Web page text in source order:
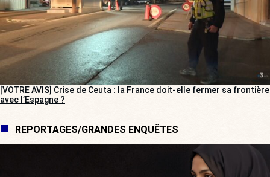
[VOTRE AVIS] Crise de Ceuta : la France doit-elle fermer sa frontière
avec l’Espagne ?
REPORTAGES/GRANDES ENQUÊTES